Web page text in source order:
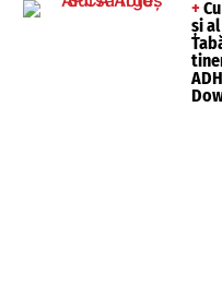
+
și al